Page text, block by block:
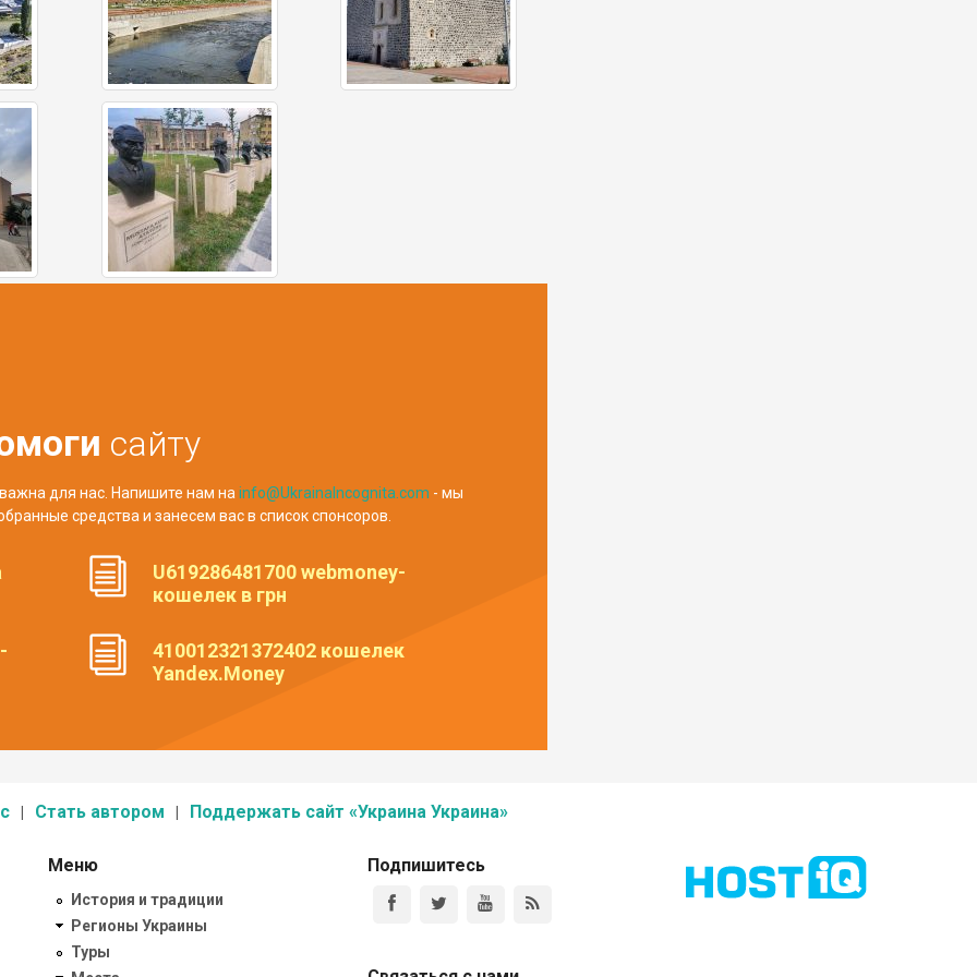
сайту
для нас. Напишите нам на info@UkrainaIncognita.com - мы
средства и занесем вас в список спонсоров.
U619286481700 webmoney-
кошелек в грн
410012321372402 кошелек
Yandex.Money
Стать автором Поддержать сайт «Украина Украина»
Меню
История и традиции
Регионы Украины
Туры
Подпишитесь